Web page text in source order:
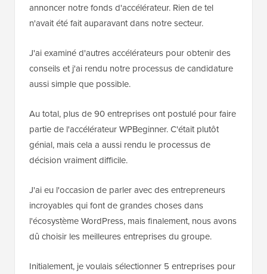
annoncer notre fonds d'accélérateur. Rien de tel
n'avait été fait auparavant dans notre secteur.
J'ai examiné d'autres accélérateurs pour obtenir des
conseils et j'ai rendu notre processus de candidature
aussi simple que possible.
Au total, plus de 90 entreprises ont postulé pour faire
partie de l'accélérateur WPBeginner. C'était plutôt
génial, mais cela a aussi rendu le processus de
décision vraiment difficile.
J'ai eu l'occasion de parler avec des entrepreneurs
incroyables qui font de grandes choses dans
l'écosystème WordPress, mais finalement, nous avons
dû choisir les meilleures entreprises du groupe.
Initialement, je voulais sélectionner 5 entreprises pour